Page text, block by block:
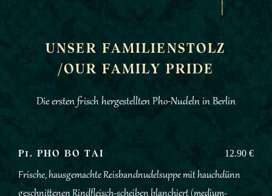
UNSER FAMILIENSTOLZ
/OUR FAMILY PRIDE
Die ersten frisch hergestellten Pho-Nudeln in Berlin
P1. PHO BO TAI 12.90 €
Frische, hausgemachte Reisbandnudelsuppe mit hauchdünn
geschnittenen Rindfleisch-scheiben blanchiert (medium-